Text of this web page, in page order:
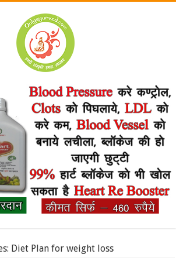
Diet Plan for weight loss